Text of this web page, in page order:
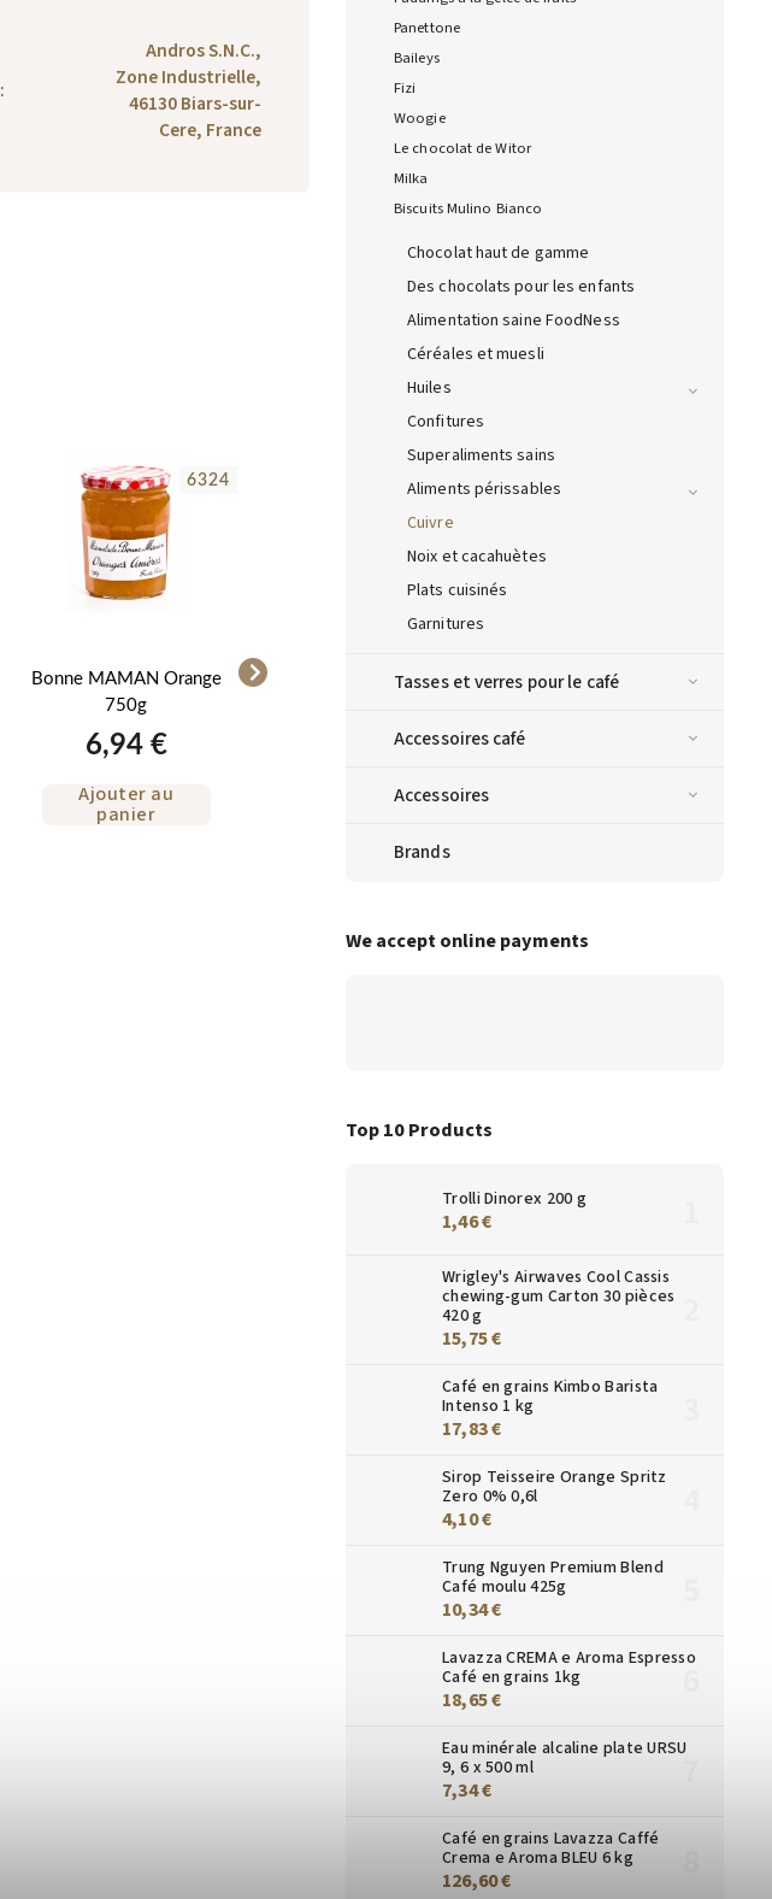
Panettone
Baileys
Fizi
Woogie
Le chocolat de Witor
Milka
Biscuits Mulino Bianco
Chocolat haut de gamme
Des chocolats pour les enfants
Alimentation saine FoodNess
Céréales et muesli
Huiles
Confitures
Superaliments sains
Aliments périssables
Cuivre
Noix et cacahuètes
Plats cuisinés
Garnitures
Tasses et verres pour le café
Accessoires café
Accessoires
Brands
We accept online payments
Top 10 Products
Trolli Dinorex 200 g
1,46 €
Wrigley's Airwaves Cool Cassis
chewing-gum Carton 30 pièces
420 g
15,75 €
Café en grains Kimbo Barista
Intenso 1 kg
17,83 €
Sirop Teisseire Orange Spritz
Zero 0% 0,6l
4,10 €
Trung Nguyen Premium Blend
Café moulu 425g
10,34 €
Lavazza CREMA e Aroma Espresso
Café en grains 1kg
18,65 €
Eau minérale alcaline plate URSU
9, 6 x 500 ml
7,34 €
Café en grains Lavazza Caffé
Crema e Aroma BLEU 6 kg
126,60 €
:
Andros S.N.C.,
Zone Industrielle,
46130 Biars-sur-
Cere, France
Bonne MAMAN Orange
750g
6,94 €
Ajouter au
panier
6324
Bonne MAMAN Cerise-
8,10 €
Ajouter au
6327
Bonne MAMAN Fik 370g